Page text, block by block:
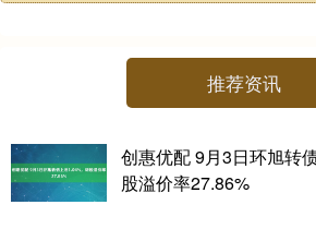
推荐资讯
创惠优配 9月3日环旭转
股溢价率27.86%